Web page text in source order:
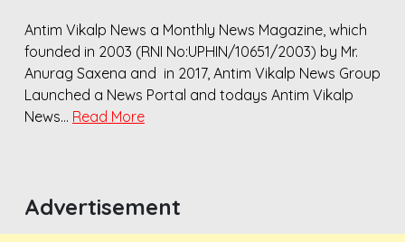
Antim Vikalp News a Monthly News Magazine, which
founded in 2003 (RNI No:UPHIN/10651/2003) by Mr.
Anurag Saxena and in 2017, Antim Vikalp News Group
Launched a News Portal and todays Antim Vikalp
News… Read More
Advertisement